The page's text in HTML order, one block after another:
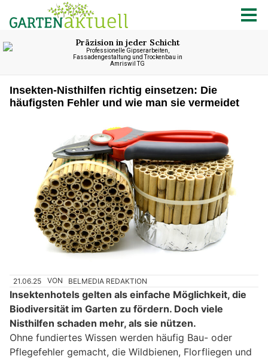
Insekten-Nisthilfen richtig einsetzen: Die
häufigsten Fehler und wie man sie vermeidet
21.06.25 VON BELMEDIA REDAKTION
Insektenhotels gelten als einfache Möglichkeit, die
Biodiversität im Garten zu fördern. Doch viele
Nisthilfen schaden mehr, als sie nützen.
Ohne fundiertes Wissen werden häufig Bau- oder
Pflegefehler gemacht, die Wildbienen, Florfliegen und